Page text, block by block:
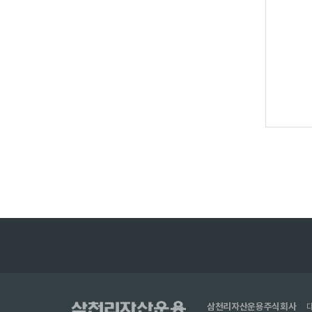
삼천리자산운용주식회사